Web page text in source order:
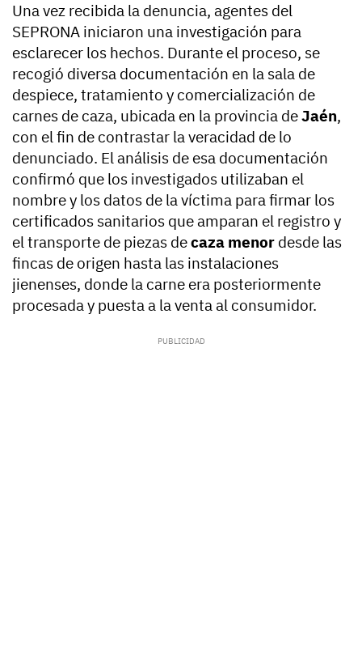
Una vez recibida la denuncia, agentes del
SEPRONA iniciaron una investigación para
esclarecer los hechos. Durante el proceso, se
recogió diversa documentación en la sala de
despiece, tratamiento y comercialización de
carnes de caza, ubicada en la provincia deJaén,
con el fin de contrastar la veracidad de lo
denunciado. El análisis de esa documentación
confirmó que los investigados utilizaban el
nombre y los datos de la víctima para firmar los
certificados sanitarios que amparan el registro y
el transporte de piezas decaza menor desde las
fincas de origen hasta las instalaciones
jienenses, donde la carne era posteriormente
procesada y puesta a la venta al consumidor.